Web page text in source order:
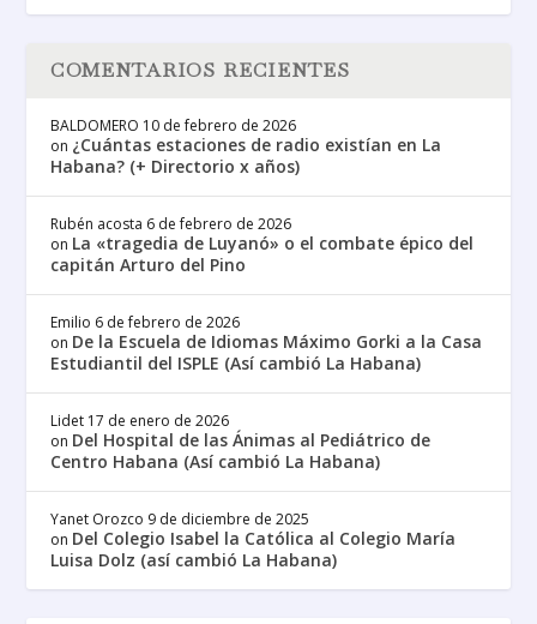
COMENTARIOS RECIENTES
BALDOMERO 10 de febrero de 2026
on ¿Cuántas estaciones de radio existían en La
Habana? (+ Directorio x años)
Rubén acosta 6 de febrero de 2026
on La «tragedia de Luyanó» o el combate épico del
capitán Arturo del Pino
Emilio 6 de febrero de 2026
on De la Escuela de Idiomas Máximo Gorki a la Casa
Estudiantil del ISPLE (Así cambió La Habana)
Lidet 17 de enero de 2026
on Del Hospital de las Ánimas al Pediátrico de
Centro Habana (Así cambió La Habana)
Yanet Orozco 9 de diciembre de 2025
on Del Colegio Isabel la Católica al Colegio María
Luisa Dolz (así cambió La Habana)